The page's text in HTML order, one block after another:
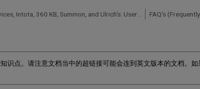
360 Services, Intota, 360 KB, Summon, and Ulrich's: User Guides FAQ's
识点。请注意文档当中的超链接可能会连到英文版本的文档。